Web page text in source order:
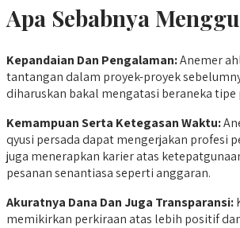
Apa Sebabnya
Kepandaian Dan Pengalaman:Anemer
tantangan dalam proyek-proyek
diharuskan bakal mengatasi beraneka
Kemampuan Serta Ketegasan Waktu:
qyusi persada dapat mengerjakan profesi
juga menerapkan karier atas
pesanan senantiasa seperti anggaran.
Akuratnya Dana Dan Juga Transparansi:
memikirkan perkiraan atas lebih positif